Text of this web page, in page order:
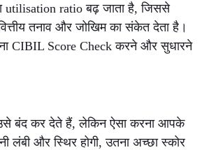
utilisation ratio बढ़ जाता है, जिससे
तनाव और जोखिम का संकेत देता है।
CIBIL Score Check करने और सुधारने
उसे बंद कर देते हैं, लेकिन ऐसा करना आपके
और स्थिर होगी, उतना अच्छा स्कोर